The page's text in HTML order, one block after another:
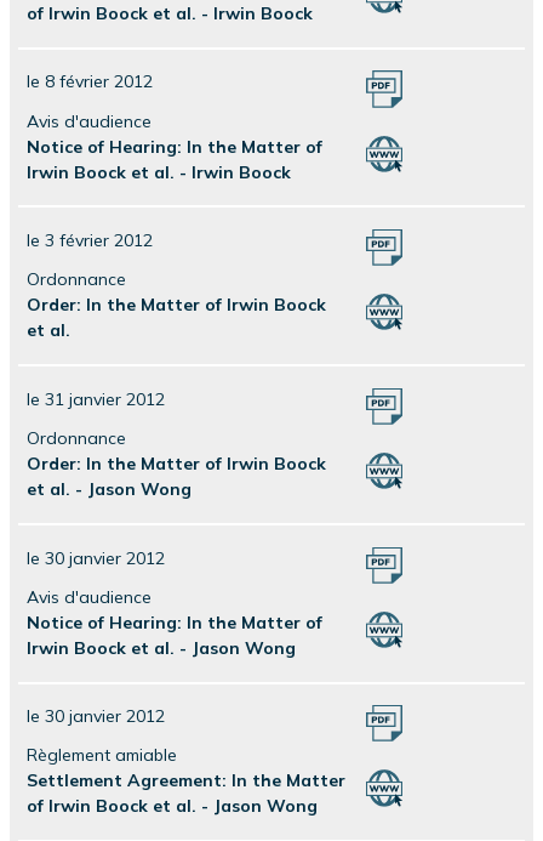
of Irwin Boock et al. - Irwin Boock
le 8 février 2012
Avis d'audience
Notice of Hearing: In the Matter of
Irwin Boock et al. - Irwin Boock
le 3 février 2012
Ordonnance
Order: In the Matter of Irwin Boock
et al.
le 31 janvier 2012
Ordonnance
Order: In the Matter of Irwin Boock
et al. - Jason Wong
le 30 janvier 2012
Avis d'audience
Notice of Hearing: In the Matter of
Irwin Boock et al. - Jason Wong
le 30 janvier 2012
Règlement amiable
Settlement Agreement: In the Matter
of Irwin Boock et al. - Jason Wong